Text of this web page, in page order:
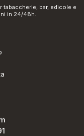
bar, edicole e
in 24/48h.